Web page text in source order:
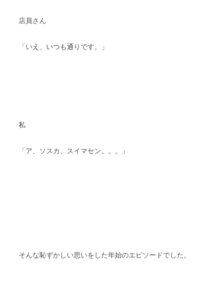
店員さん
「いえ、いつも通りです。」
私
「ア、ソスカ、スイマセン。。。」
そんな恥ずかしい思いをした年始のエピソードでした。